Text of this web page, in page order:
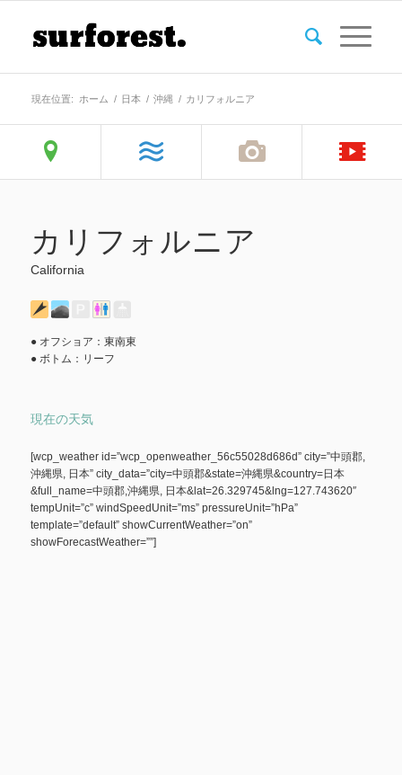
現在位置: ホーム / 日本 / 沖縄 / カリフォルニア
カリフォルニア
California
● オフショア：東南東
● ボトム：リーフ
現在の天気
[wcp_weather id=”wcp_openweather_56c55028d686d” city=”中頭郡,
沖縄県, 日本” city_data=”city=中頭郡&state=沖縄県&country=日本
&full_name=中頭郡,沖縄県, 日本&lat=26.329745&lng=127.743620″
tempUnit=”c” windSpeedUnit=”ms” pressureUnit=”hPa”
template=”default” showCurrentWeather=”on”
showForecastWeather=””]